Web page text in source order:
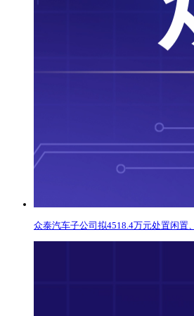
众泰汽车子公司拟4518.4万元处置闲置